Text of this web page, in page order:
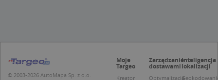
© 2003-2026 AutoMapa Sp. z o.o.
Moje
Targeo
Kreator
Zarządzanie
dostawami
Optymalizacja
Inteligencja
lokalizacji